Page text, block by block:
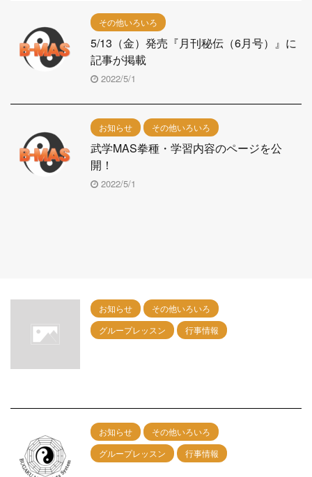
その他いろいろ
5/13（金）発売『月刊秘伝（6月号）』に
記事が掲載
2022/5/1
お知らせ その他いろいろ
武学MAS拳種・学習内容のページを公
開！
2022/5/1
お知らせ
その他いろいろ
グループレッスン
行事情報
お知らせ
その他いろいろ
グループレッスン
行事情報